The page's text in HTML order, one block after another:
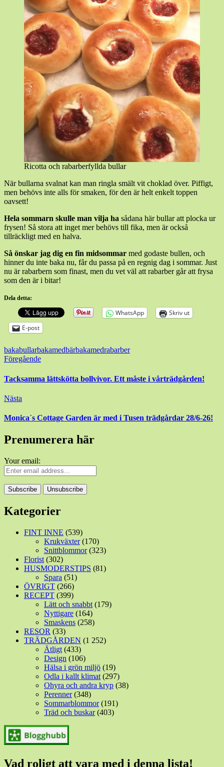
Ricotta och rabarberfyllda bullar
När bullarna svalnat kan man ringla smält vit choklad över. Piffigt,
men behövs inte alls för smaken, för den är helt enkelt toppen
oavsett!
Hela sommarn skulle man vilja ha sådana här bullar att plocka ur
frysen! Så stora att inget mer behövs till fika, men är också
tillräckligt med en halva.
Så önskar jag dig en fin midsommar med godaste bullen, och
hinner du inte baka nu, får du passa på en regnig dag i sommar. Just
nu är rabarbern som finast, men du vet väl att rabarber går att frysa
som den är i bitar!
Dela detta:
WhatsApp
Skriv ut
E-post
bakabullarbakamedbärbakamedrabarber
Inläggsnavigering
Föregående
Tacksamma lättskötta bollvivor. Ett måste i vårträdgården!
Nästa
Monica´s Cottage Garden är med i Tusen trädgårdar 28/6-26!
Prenumerera här
Your email:
Kategorier
FINT INNE (539)
Krukväxter(170)
Snittblommor(323)
Florist (302)
HUSMODERSTIPS (81)
Spara (51)
ÖVRIGT (266)
RECEPT (399)
Lätt och snabbt (179)
Nyttigare (164)
Smaskens (258)
RESOR (33)
TRÄDGÅRDEN (1 252)
Ätligt (433)
Design (106)
Hälsa i grön miljö (19)
Odla i kallt klimat (297)
Ohyra och andra kryp (38)
Perenner(348)
Sommarblommor(191)
Träd och buskar(403)
Vad roligt att vara med i denna lista!